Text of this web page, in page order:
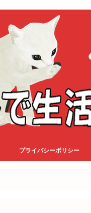
プライバシーポリシー